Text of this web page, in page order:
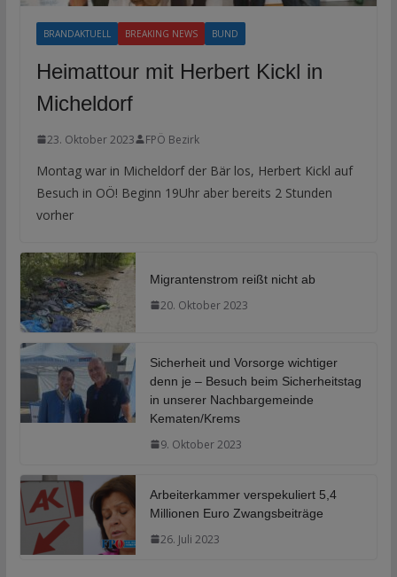
BRANDAKTUELL BREAKING NEWS BUND
Heimattour mit Herbert Kickl in
Micheldorf
23. Oktober 2023 FPÖ Bezirk
Montag war in Micheldorf der Bär los, Herbert Kickl auf
Besuch in OÖ! Beginn 19Uhr aber bereits 2 Stunden
vorher
Migrantenstrom reißt nicht ab
20. Oktober 2023
Sicherheit und Vorsorge wichtiger
denn je – Besuch beim Sicherheitstag
in unserer Nachbargemeinde
Kematen/Krems
9. Oktober 2023
Arbeiterkammer verspekuliert 5,4
Millionen Euro Zwangsbeiträge
26. Juli 2023